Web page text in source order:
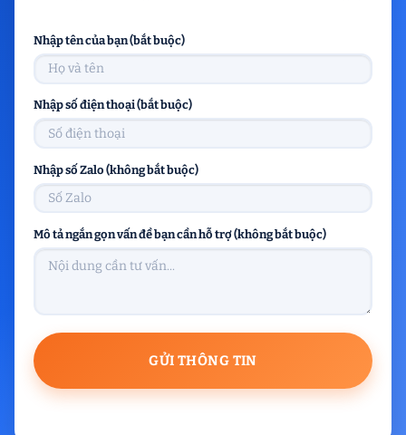
Nhập tên của bạn (bắt buộc)
Nhập số điện thoại (bắt buộc)
Nhập số Zalo (không bắt buộc)
Mô tả ngắn gọn vấn đề bạn cần hỗ trợ (không bắt buộc)